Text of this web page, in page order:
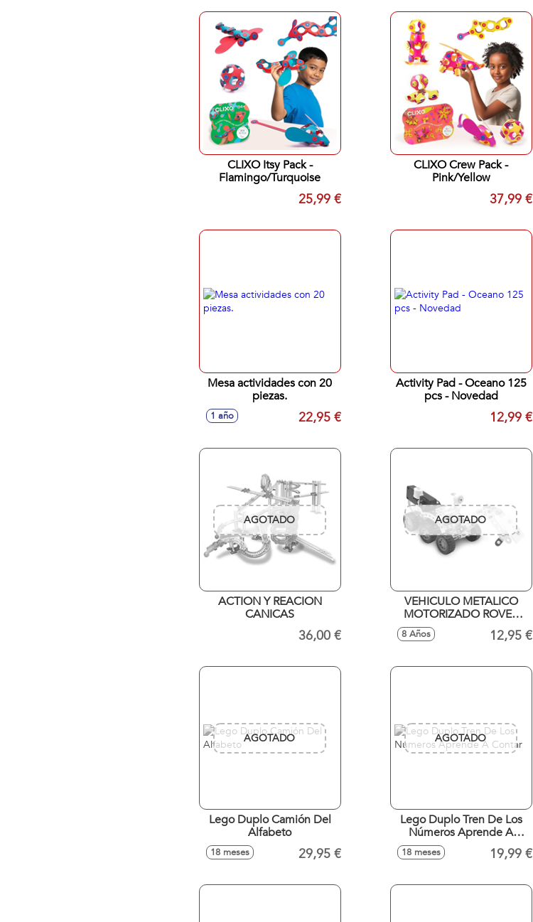
CLIXO Itsy Pack -
Flamingo/Turquoise
25,99 €
CLIXO Crew Pack -
Pink/Yellow
37,99 €
Mesa actividades con 20
piezas.
1 año 22,95 €
Activity Pad - Oceano 125
pcs - Novedad
12,99 €
AGOTADO
ACTION Y REACION
CANICAS
36,00 €
AGOTADO
VEHICULO METALICO
MOTORIZADO ROVER
MARS NASA
8 Años 12,95 €
AGOTADO
Lego Duplo Camión Del
Alfabeto
18 meses 29,95 €
AGOTADO
Lego Duplo Tren De Los
Números Aprende A
Contar
18 meses 19,99 €